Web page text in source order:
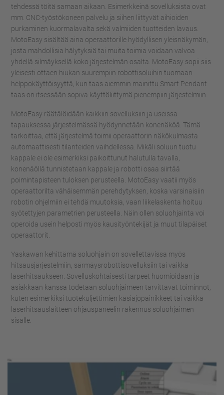
tehdessä töitä samaan aikaan. Esimerkkeinä sovelluksista ovat
mm. CNC-työstökoneen palvelu ja siihen liittyvät aihioiden
purkaminen kuormalavalta sekä valmiiden tuotteiden lavaus.
MotoEasy sisältää aina operaattorille hyödyllisen yleisnäkymän,
josta mahdollisia hälytyksiä tai muita toimia voidaan valvoa
yhdellä silmäyksellä koko järjestelmän osalta. MotoEasy sopii siis
yleisesti ottaen hiukan suurempiin robottisoluihin tuomaan
helppokäyttöisyyttä, kun taas aiemmin mainittu Smart Pendant
taas on itsessään sopiva käyttöliittymä pienempiin järjestelmiin.
MotoEasy räätälöidään kaikkiin sovelluksiin ja useissa
tapauksessa järjestelmässä hyödynnetään konenäköä. Tämä
tarkoittaa, että järjestelmä toimii operaattorin näkökulmasta
automaattisesti tilanteiden vaihdellessa. Mikäli soluun tuotu
kappale ei ole esimerkiksi paikoittunut halutulla tavalla,
konenäöllä tunnistetaan kappale ja robotti osaa siirtää
poimintapisteen tuloksen perusteella. MotoEasy vaatii myös
operaattorilta vähäisemmän perehdytyksen, koska varsinaisiin
robotin ohjelmiin ei tehdä muutoksia, vaan liikelaskenta hoituu
syötettyjen parametrien perusteella. Näin ollen soluohjainta voi
operoida usein helposti myös kausityöntekijät ja muut tilapäiset
operaattorit.
Yaskawan kehittämä soluohjain on sovellettavissa myös
hitsausjärjestelmiin, särmäysrobottisovelluksiin tai vaikka
laserhitsaukseen. Sovelluskohtaisesti tarpeet huomioidaan ja
asiakkaan kanssa todetaan soluohjaimeen tarvittavat toiminnot,
kuten esimerkiksi tuotekuljettimien käsiajopainikkeet tai vaikka
laserhitsauslaitteen ohjauspaneelin rakennus soluohjaimen
sisälle.